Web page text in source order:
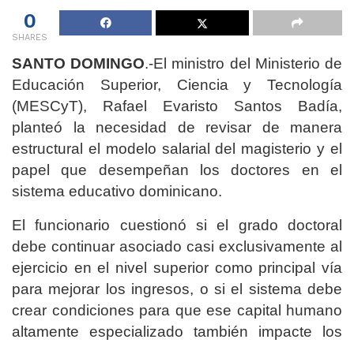
0
SHARES
SANTO DOMINGO.-El ministro del Ministerio de
Educación Superior, Ciencia y Tecnología
(MESCyT), Rafael Evaristo Santos Badía,
planteó la necesidad de revisar de manera
estructural el modelo salarial del magisterio y el
papel que desempeñan los doctores en el
sistema educativo dominicano.
El funcionario cuestionó si el grado doctoral
debe continuar asociado casi exclusivamente al
ejercicio en el nivel superior como principal vía
para mejorar los ingresos, o si el sistema debe
crear condiciones para que ese capital humano
altamente especializado también impacte los